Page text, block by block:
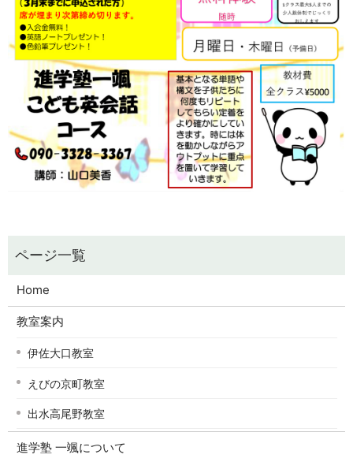
Home
教室案内
伊佐大口教室
えびの京町教室
出水高尾野教室
進学塾 一颯について